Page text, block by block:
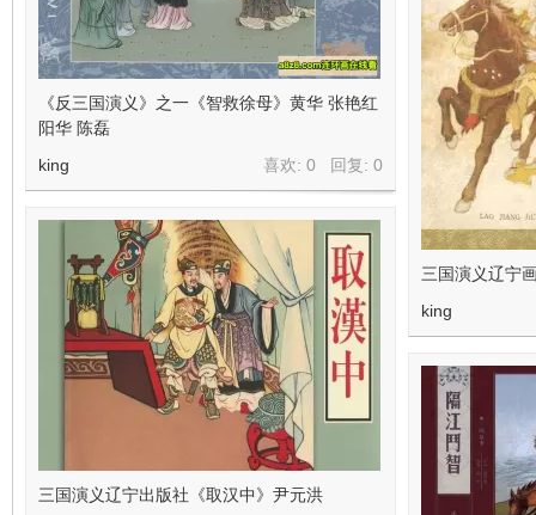
《反三国演义》之一《智救徐母》黄华 张艳红
阳华 陈磊
喜欢: 0 回复: 0
king
三国演义辽宁
king
三国演义辽宁出版社《取汉中》尹元洪